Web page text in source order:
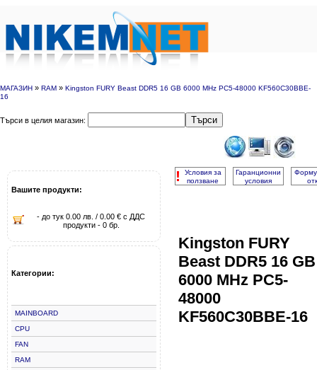
МАГАЗИН » RAM » Kingston FURY Beast DDR5 16 GB 6000 MHz PC5-48000 KF560C30BBE-
16
Търси в целия магазин: Търси
Вашите продукти:
- до тук 0.00 лв. / 0.00 € с ДДС
продукти - 0 бр.
Категории:
MAINBOARD
CPU
FAN
RAM
!
Условия за
ползване
Гаранционни
условия
Kingston FURY
Beast DDR5 16 GB
6000 MHz PC5-
48000
KF560C30BBE-16